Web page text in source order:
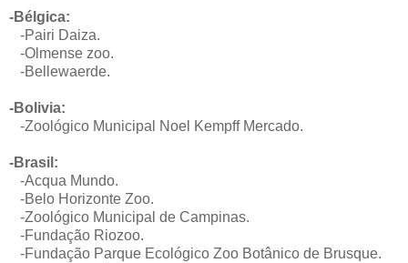
-Bélgica:
-Pairi Daiza.
-Olmense zoo.
-Bellewaerde.
-Bolivia:
-Zoológico Municipal Noel Kempff Mercado.
-Brasil:
-Acqua Mundo.
-Belo Horizonte Zoo.
-Zoológico Municipal de Campinas.
-Fundação Riozoo.
-Fundação Parque Ecológico Zoo Botânico de Brusque.